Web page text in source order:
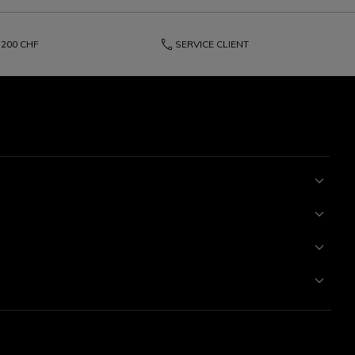
200 CHF phone SERVICE CLIENT